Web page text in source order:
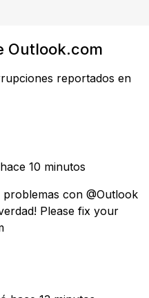
Outlook.com
reportados en
hace 10 minutos
con @Outlook
Please fix your